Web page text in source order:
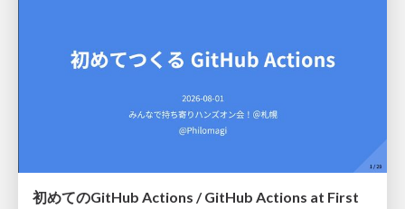
初めてのGitHub Actions / GitHub Actions at First